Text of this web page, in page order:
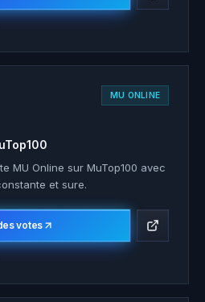
MU ONLINE
MU Online sur MuTop100 avec
et sure.
votes